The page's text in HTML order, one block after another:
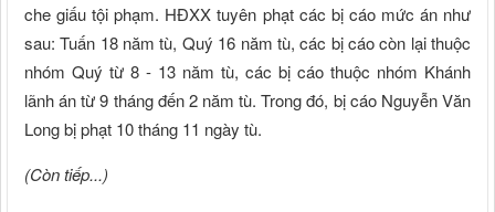
che giấu tội phạm. HĐXX tuyên phạt các bị cáo mức án như
sau: Tuấn 18 năm tù, Quý 16 năm tù, các bị cáo còn lại thuộc
nhóm Quý từ 8 - 13 năm tù, các bị cáo thuộc nhóm Khánh
lãnh án từ 9 tháng đến 2 năm tù. Trong đó, bị cáo Nguyễn Văn
Long bị phạt 10 tháng 11 ngày tù.
(Còn tiếp...)